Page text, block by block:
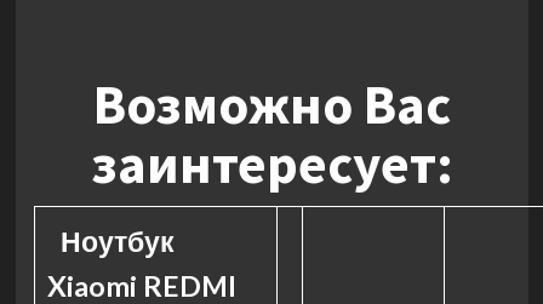
Возможно Вас
заинтересует:
Ноутбук
Xiaomi REDMI